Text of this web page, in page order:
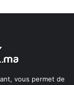
vous permet de